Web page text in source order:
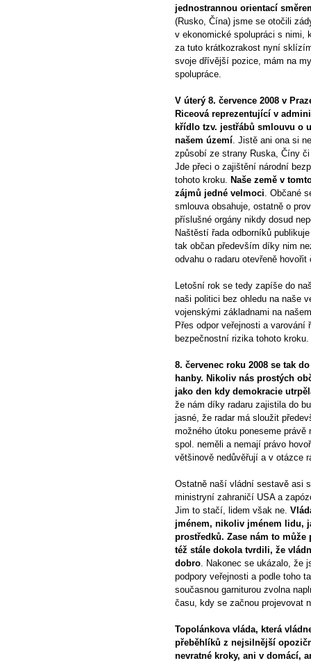
jednostrannou orientací
(Rusko, Čína) jsme se otočili
v ekonomické spolupráci s nimi,
za tuto krátkozrakost nyní
svoje dřívější pozice, mám na
spolupráce.
V úterý 8. července 2008 v
Riceová reprezentující v
křídlo tzv. jestřábů smlouvu o
našem území. Jistě ani ona si
způsobí ze strany Ruska, Číny
Jde přeci o zajištění národní
tohoto kroku. Naše země v
zájmů jedné velmoci. Občané
smlouva obsahuje, ostatně o
příslušné orgány nikdy dosud
Naštěstí řada odborníků
tak občan především díky nim
odvahu o radaru otevřeně
Letošní rok se tedy zapíše do
naši politici bez ohledu na naše
vojenskými základnami na
Přes odpor veřejnosti a
bezpečnostní rizika tohoto
8. červenec roku 2008 se tak
hanby. Nikoliv nás prostých
jako den kdy demokracie
že nám díky radaru zajistila do
jasné, že radar má sloužit
možného útoku poneseme
spol. neměli a nemají právo
většinově nedůvěřují a v otázce
Ostatně naší vládní sestavě asi
ministryní zahraničí USA a
Jim to stačí, lidem však ne.
jménem, nikoliv jménem lidu,
prostředků. Zase nám to
též stále dokola tvrdili, že
dobro. Nakonec se ukázalo, že
podpory veřejnosti a podle toho
současnou garniturou zvolna
času, kdy se začnou projevovat
Topolánkova vláda, která
přeběhlíků z nejsilnější
nevratné kroky, ani v domácí,